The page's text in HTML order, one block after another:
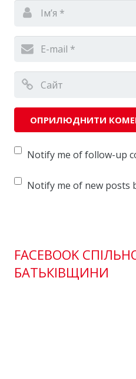
Notify me of follow-up
Notify me of new posts
FACEBOOK
БАТЬКІВЩИНИ